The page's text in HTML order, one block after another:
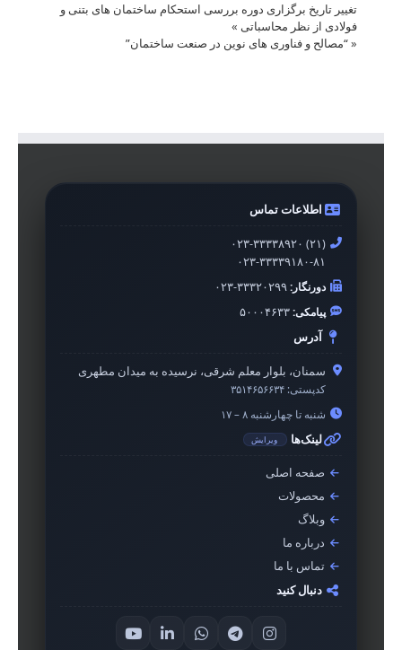
تغییر تاریخ برگزاری دوره بررسی استحکام ساختمان های بتنی و
فولادی از نظر محاسباتی »
«“مصالح و فناوری های نوین در صنعت ساختمان”
اطلاعات تماس
۰۲۳-۳۳۳۳۸۹۲۰ (۲۱)
۰۲۳-۳۳۳۳۹۱۸۰-۸۱
دورنگار:۰۲۳-۳۳۳۲۰۲۹۹
پیامکی:۵۰۰۰۴۶۳۳
آدرس
سمنان، بلوار معلم شرقی، نرسیده به میدان مطهری
کدپستی: ۳۵۱۴۶۵۶۶۳۴
شنبه تا چهارشنبه ۸ – ۱۷
لینک‌ها ویرایش
صفحه اصلی
محصولات
وبلاگ
درباره ما
تماس با ما
دنبال کنید